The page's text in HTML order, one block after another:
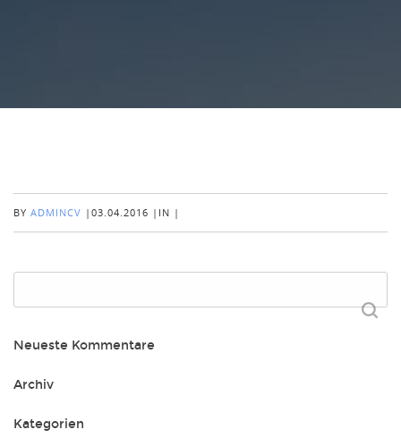
BY ADMINCV | 03.04.2016 | IN |
nach:
Neueste Kommentare
Archiv
Kategorien